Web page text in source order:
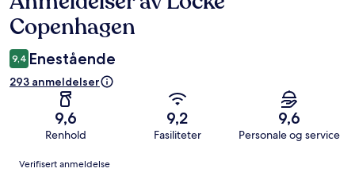
Copenhagen
9,4 Enestående
293 anmeldelser
9,6
Renhold
9,2
Fasiliteter
9,6
Personale og service
Anmeldelser
Verifisert anmeldelse